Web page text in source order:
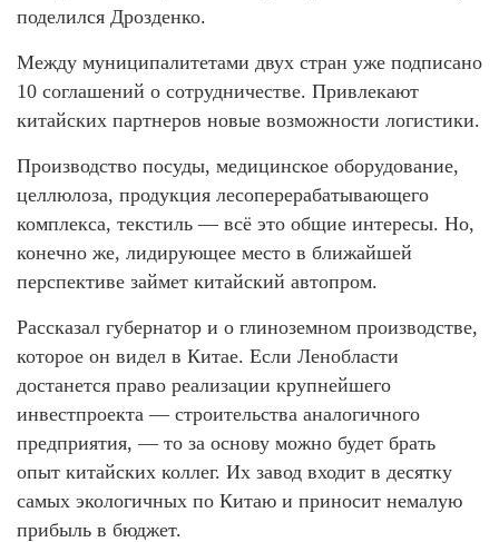
поделился Дрозденко.
Между муниципалитетами двух стран уже подписано
10 соглашений о сотрудничестве. Привлекают
китайских партнеров новые возможности логистики.
Производство посуды, медицинское оборудование,
целлюлоза, продукция лесоперерабатывающего
комплекса, текстиль — всё это общие интересы. Но,
конечно же, лидирующее место в ближайшей
перспективе займет китайский автопром.
Рассказал губернатор и о глиноземном производстве,
которое он видел в Китае. Если Ленобласти
достанется право реализации крупнейшего
инвестпроекта — строительства аналогичного
предприятия, — то за основу можно будет брать
опыт китайских коллег. Их завод входит в десятку
самых экологичных по Китаю и приносит немалую
прибыль в бюджет.